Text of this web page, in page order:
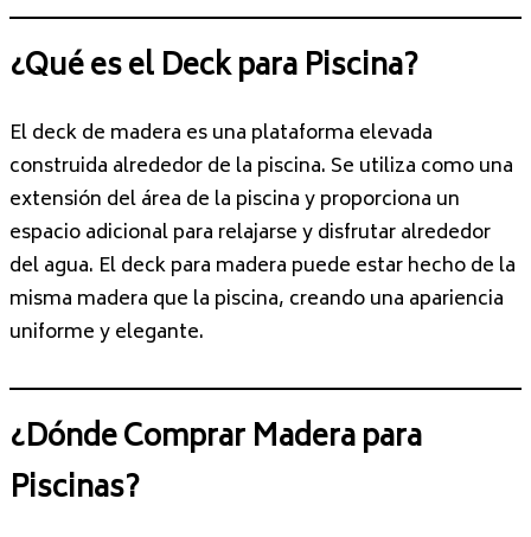
¿Qué es el Deck para Piscina?
El deck de madera es una plataforma elevada
construida alrededor de la piscina. Se utiliza como una
extensión del área de la piscina y proporciona un
espacio adicional para relajarse y disfrutar alrededor
del agua. El deck para madera puede estar hecho de la
misma madera que la piscina, creando una apariencia
uniforme y elegante.
¿Dónde Comprar Madera para
Piscinas?